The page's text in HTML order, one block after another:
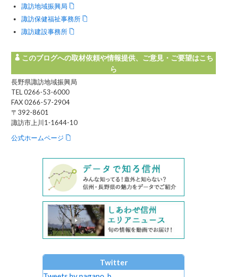
諏訪地域振興局
諏訪保健福祉事務所
諏訪建設事務所
このブログへの取材依頼や情報提供、ご意見・ご要望はこち
ら
長野県諏訪地域振興局
TEL 0266-53-6000
FAX 0266-57-2904
〒392-8601
諏訪市上川1-1644-10
公式ホームページ
Twitter